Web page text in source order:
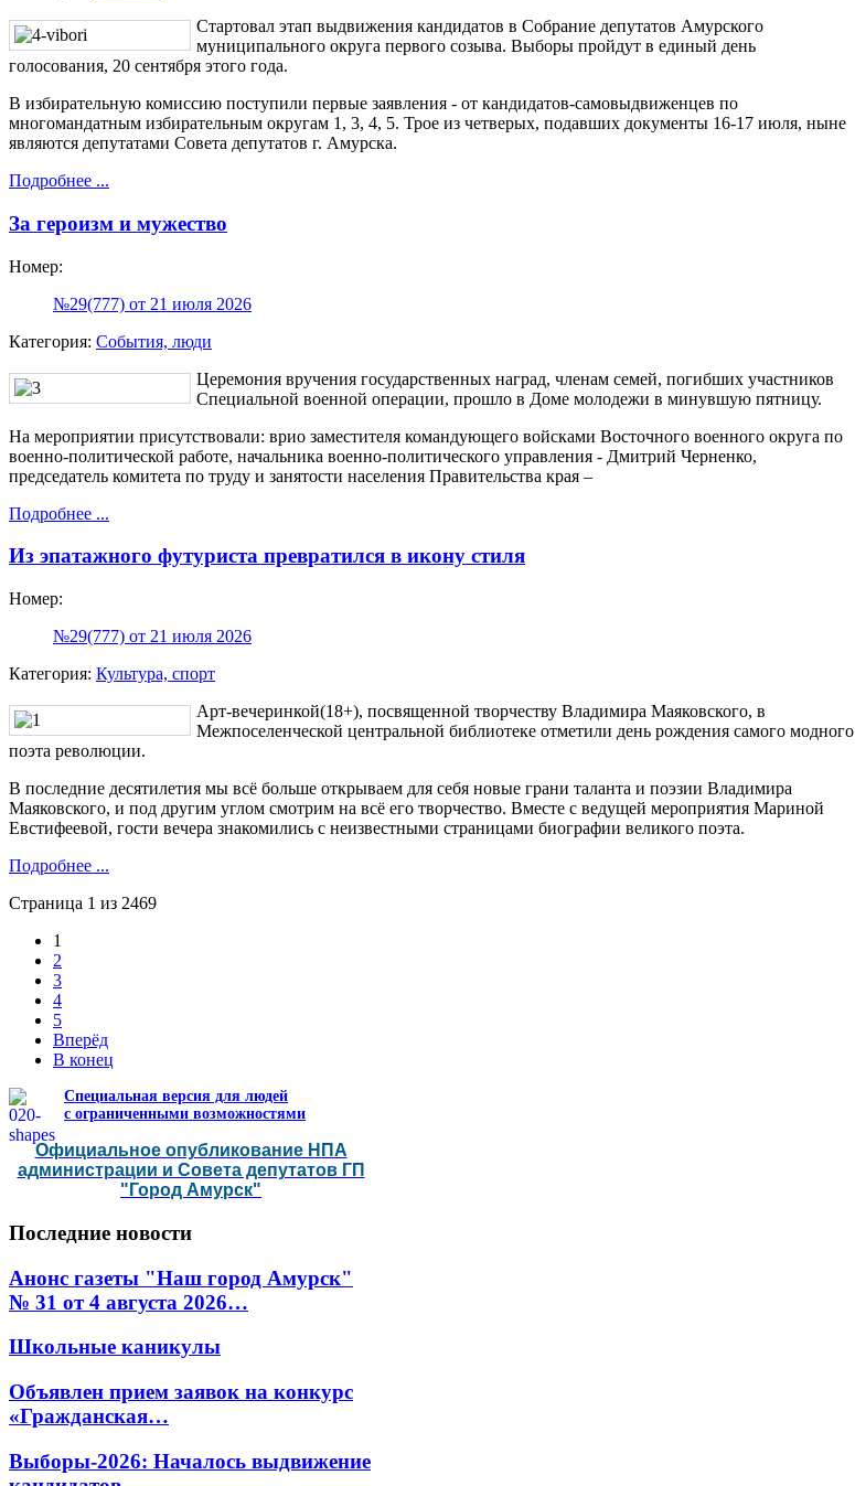
Стартовал этап выдвижения кандидатов в Собрание депутатов Амурского
муниципального округа первого созыва. Выборы пройдут в единый день
голосования, 20 сентября этого года.
В избирательную комиссию поступили первые заявления - от кандидатов-самовыдвиженцев по
многомандатным избирательным округам 1, 3, 4, 5. Трое из четверых, подавших документы 16-17 июля, ныне
являются депутатами Совета депутатов г. Амурска.
Подробнее ...
За героизм и мужество
Номер:
№29(777) от 21 июля 2026
Категория: События, люди
Церемония вручения государственных наград, членам семей, погибших участников
Специальной военной операции, прошло в Доме молодежи в минувшую пятницу.
На мероприятии присутствовали: врио заместителя командующего войсками Восточного военного округа по
военно-политической работе, начальника военно-политического управления - Дмитрий Черненко,
председатель комитета по труду и занятости населения Правительства края –
Подробнее ...
Из эпатажного футуриста превратился в икону стиля
Номер:
№29(777) от 21 июля 2026
Категория: Культура, спорт
Арт-вечеринкой(18+), посвященной творчеству Владимира Маяковского, в
Межпоселенческой центральной библиотеке отметили день рождения самого модного
поэта революции.
В последние десятилетия мы всё больше открываем для себя новые грани таланта и поэзии Владимира
Маяковского, и под другим углом смотрим на всё его творчество. Вместе с ведущей мероприятия Мариной
Евстифеевой, гости вечера знакомились с неизвестными страницами биографии великого поэта.
Подробнее ...
Страница 1 из 2469
1
2
3
4
5
Вперёд
В конец
Специальная версия для людей
с ограниченными возможностями
Официальное опубликование НПА
администрации и Совета депутатов ГП
"Город Амурск"
Последние новости
Анонс газеты "Наш город Амурск"
№ 31 от 4 августа 2026…
Школьные каникулы
Объявлен прием заявок на конкурс
«Гражданская…
Выборы-2026: Началось выдвижение